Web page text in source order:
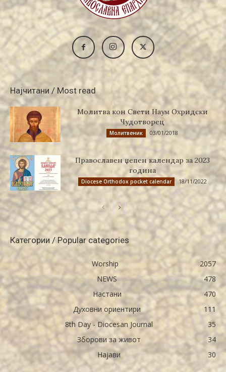
Најчитани / Most read
Молитва кон Свети Наум Охридски
Чудотворец
Молитвеник 03/01/2018
Православен џепен календар за 2023
година
Diocese Orthodox pocket calendar 18/11/2022
Категории / Popular categories
Worship
2057
NEWS
478
Настани
470
Духовни ориентири
111
8th Day - Diocesan Journal
35
Зборови за живот
34
Најави
30